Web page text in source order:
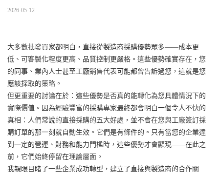
2026-05-12
大多數批發買家都明白，直接從製造商採購優勢眾多——成本更
低、可客製化程度更高、品質控制更嚴格。這些優勢確實存在，您
的同事、業內人士甚至工廠銷售代表可能都曾告訴過您，這就是您
應該採取的策略。
但更重要的討論在於：這些優勢是否真的能轉化為您具體情況下的
實際價值。因為經驗豐富的採購專家最終都會明白一個令人不快的
真相：人們常說的直接採購的五大好處，並不會在您與工廠簽訂採
購訂單的那一刻就自動生效。它們是有條件的。只有當您的企業達
到一定的營運、財務和能力門檻時，這些優勢才會顯現——在此之
前，它們始終停留在理論層面。
我親眼目睹了一些企業成功轉型，建立了直接與製造商的合作關